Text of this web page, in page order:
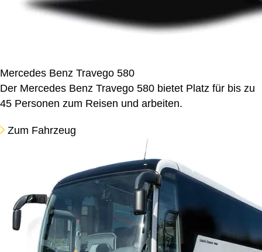
Mercedes Benz Travego 580
Der Mercedes Benz Travego 580 bietet Platz für bis zu
45 Personen zum Reisen und arbeiten.
Zum Fahrzeug